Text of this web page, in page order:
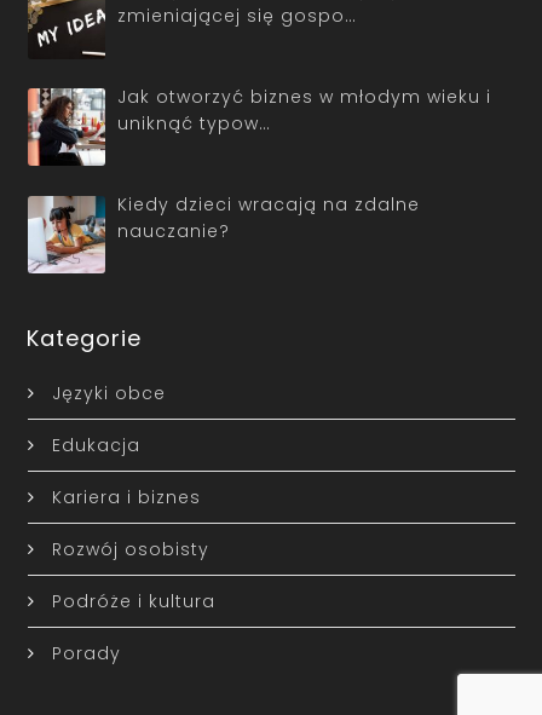
zmieniającej się gospo…
Jak otworzyć biznes w młodym wieku i
uniknąć typow…
Kiedy dzieci wracają na zdalne
nauczanie?
Kategorie
Języki obce
Edukacja
Kariera i biznes
Rozwój osobisty
Podróże i kultura
Porady